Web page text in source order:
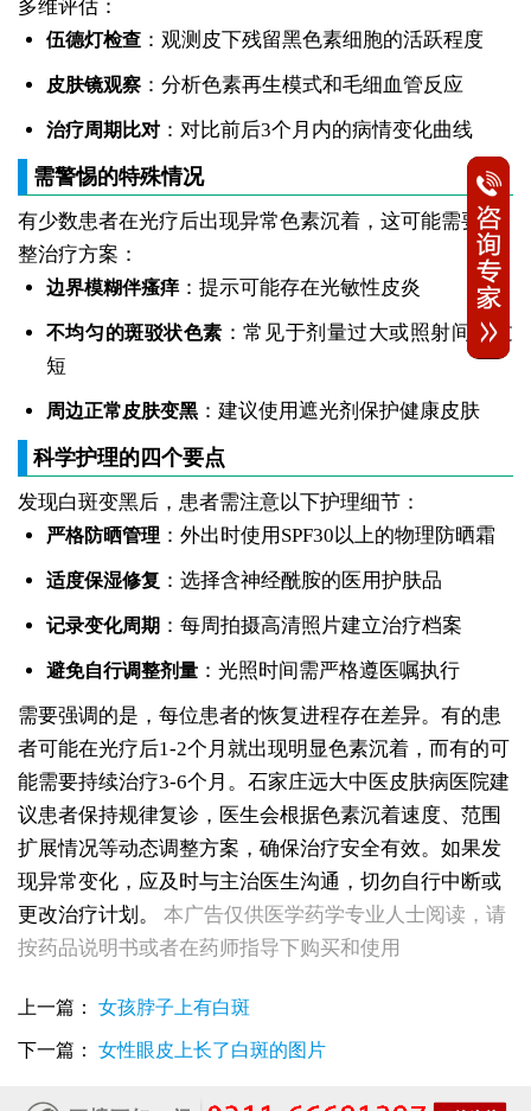
多维评估：
伍德灯检查：观测皮下残留黑色素细胞的活跃程度
皮肤镜观察：分析色素再生模式和毛细血管反应
治疗周期比对：对比前后3个月内的病情变化曲线
需警惕的特殊情况
有少数患者在光疗后出现异常色素沉着，这可能需要调
整治疗方案：
边界模糊伴瘙痒：提示可能存在光敏性皮炎
不均匀的斑驳状色素 ：常见于剂量过大或照射间隔过
短
周边正常皮肤变黑：建议使用遮光剂保护健康皮肤
科学护理的四个要点
发现白斑变黑后，患者需注意以下护理细节：
严格防晒管理 ：外出时使用SPF30以上的物理防晒霜
适度保湿修复 ：选择含神经酰胺的医用护肤品
记录变化周期 ：每周拍摄高清照片建立治疗档案
避免自行调整剂量：光照时间需严格遵医嘱执行
需要强调的是，每位患者的恢复进程存在差异。有的患
者可能在光疗后1-2个月就出现明显色素沉着，而有的可
能需要持续治疗3-6个月。石家庄远大中医皮肤病医院建
议患者保持规律复诊，医生会根据色素沉着速度、范围
扩展情况等动态调整方案，确保治疗安全有效。如果发
现异常变化，应及时与主治医生沟通，切勿自行中断或
更改治疗计划。
本广告仅供医学药学专业人士阅读，请
按药品说明书或者在药师指导下购买和使用
上一篇： 女孩脖子上有白斑
下一篇： 女性眼皮上长了白斑的图片
女生脚踝骨节凸起处长白斑 脱色原因与应对方法
女性小腿冒出小白点，浅色斑点是白癜风吗
女性全身零星长浅白点多处小块白斑是什么
女性尾椎骨白斑是白癜风吗后背浅色皮损判断
女生腰窝长白斑凹陷脱色 警惕白癜风迹象
眼角细小白点、眼周浅色斑块，严重吗
女生鼻翼下方长淡白斑怎么回事？鼻下皮肤发白原因详解